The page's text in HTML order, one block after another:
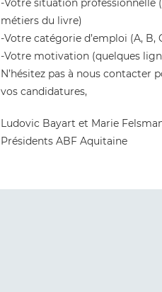
-Votre situation professionnelle
métiers du livre)
-Votre catégorie d’emploi (A, B,
-Votre motivation (quelques
N’hésitez pas à nous contacter
vos candidatures,
Ludovic Bayart et Marie
Présidents ABF Aquitaine